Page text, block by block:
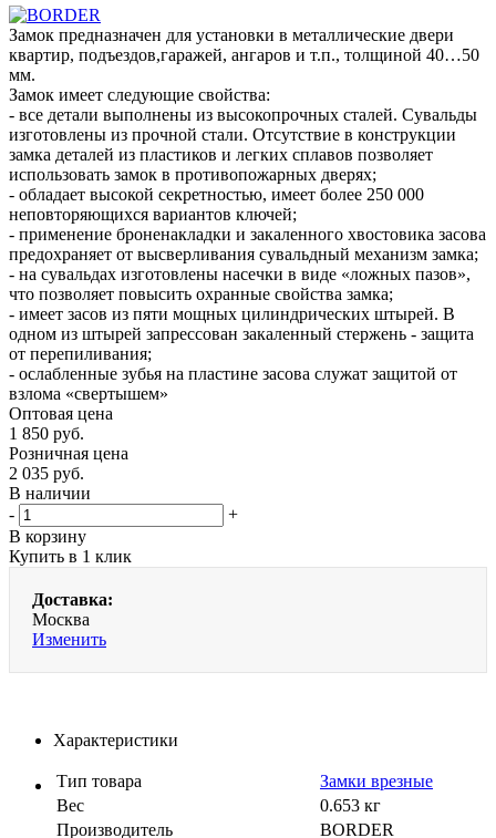
Замок предназначен для установки в металлические двери
квартир, подъездов,гаражей, ангаров и т.п., толщиной 40…50
мм.
Замок имеет следующие свойства:
- все детали выполнены из высокопрочных сталей. Сувальды
изготовлены из прочной стали. Отсутствие в конструкции
замка деталей из пластиков и легких сплавов позволяет
использовать замок в противопожарных дверях;
- обладает высокой секретностью, имеет более 250 000
неповторяющихся вариантов ключей;
- применение броненакладки и закаленного хвостовика засова
предохраняет от высверливания сувальдный механизм замка;
- на сувальдах изготовлены насечки в виде «ложных пазов»,
что позволяет повысить охранные свойства замка;
- имеет засов из пяти мощных цилиндрических штырей. В
одном из штырей запрессован закаленный стержень - защита
от перепиливания;
- ослабленные зубья на пластине засова служат защитой от
взлома «свертышем»
Оптовая цена
1 850 руб.
Розничная цена
2 035 руб.
В наличии
-
+
В корзину
Купить в 1 клик
Доставка:
Москва
Изменить
Характеристики
Тип товара
Замки врезные
Вес
0.653 кг
Производитель
BORDER